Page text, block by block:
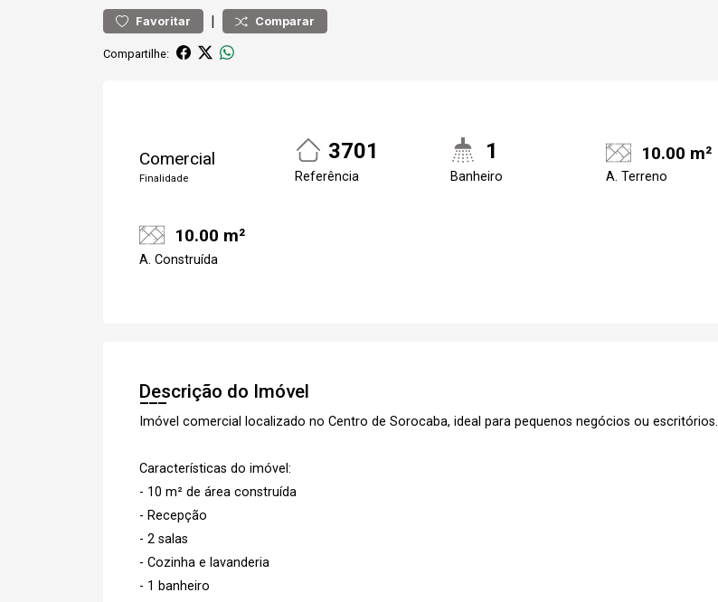
Favoritar | Comparar
Compartilhe:
Comercial
Finalidade
3701
Referência
1
Banheiro
10.00 m²
A. Terreno
10.00 m²
A. Construída
Descrição do Imóvel
Imóvel comercial localizado no Centro de Sorocaba, ideal para pequenos negócios ou escritórios.
Características do imóvel:
- 10 m² de área construída
- Recepção
- 2 salas
- Cozinha e lavanderia
- 1 banheiro